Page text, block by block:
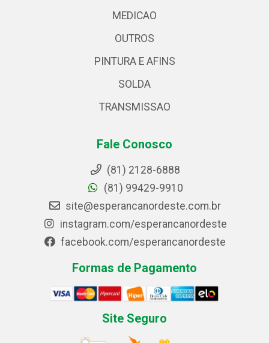
MEDICAO
OUTROS
PINTURA E AFINS
SOLDA
TRANSMISSAO
Fale Conosco
(81) 2128-6888
(81) 99429-9910
site@esperancanordeste.com.br
instagram.com/esperancanordeste
facebook.com/esperancanordeste
Formas de Pagamento
Site Seguro